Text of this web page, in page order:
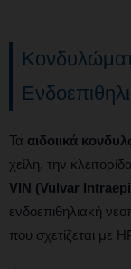
Τα αιδοιικά
χείλη, την
VIN (Vulvar
ενδοεπιθηλιακή
που σχετίζεται με